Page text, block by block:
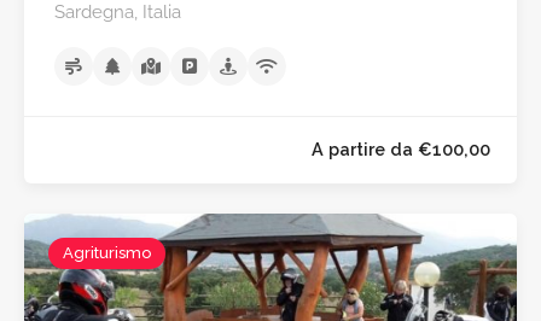
A partire da
Sardegna, Italia
Agriturismo